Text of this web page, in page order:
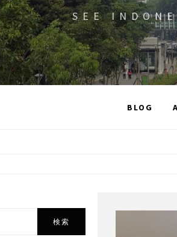
SEE
BLOG
検索